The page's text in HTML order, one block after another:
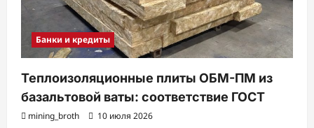
Банки и кредиты
Теплоизоляционные плиты ОБМ-ПМ из
базальтовой ваты: соответствие ГОСТ
mining_broth 10 июля 2026